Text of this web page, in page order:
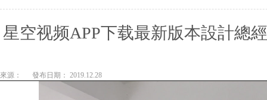
星空视频APP下载最新版本設計總
來源： 發布日期： 2019.12.28